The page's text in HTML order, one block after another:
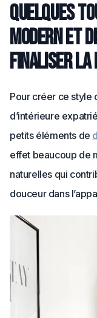
Quelques
Modern et
finaliser la
Pour créer ce style
d’intérieure
petits éléments de
effet beaucoup de
naturelles qui
douceur dans